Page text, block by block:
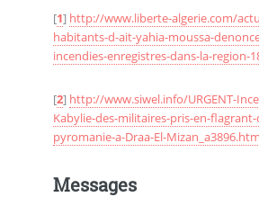
[1] http://www.liberte-algerie.com/
habitants-d-ait-yahia-moussa-
incendies-enregistres-dans-la-region-
[2] http://www.siwel.info/URGENT-
Kabylie-des-militaires-pris-en-
pyromanie-a-Draa-El-
Messages